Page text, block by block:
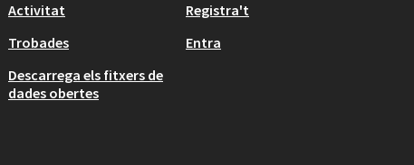
Activitat
Trobades
Descarrega els fitxers de
dades obertes
Registra't
Entra